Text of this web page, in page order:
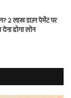
2 लाख डाउन पेमेंट पर
होगा लोन